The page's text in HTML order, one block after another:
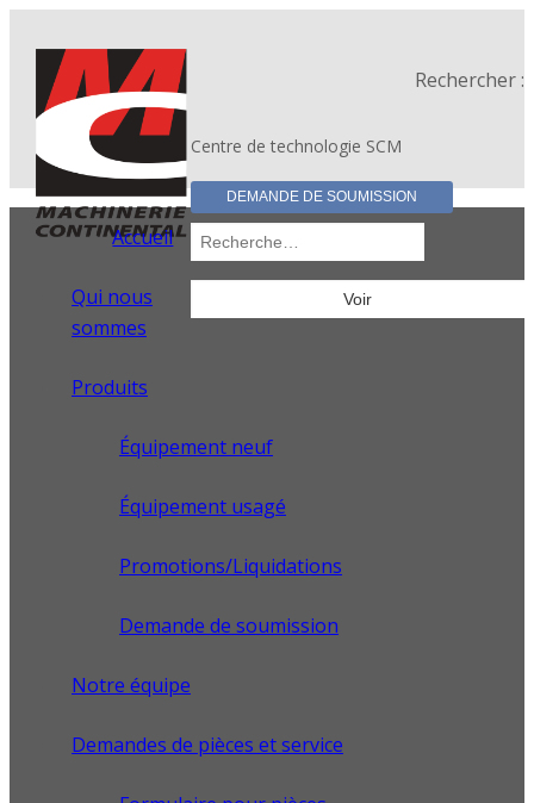
Centre de technologie SCM
DEMANDE DE SOUMISSION
Rechercher :
Accueil
Qui nous
sommes
Produits
Équipement neuf
Équipement usagé
Promotions/Liquidations
Demande de soumission
Notre équipe
Demandes de pièces et service